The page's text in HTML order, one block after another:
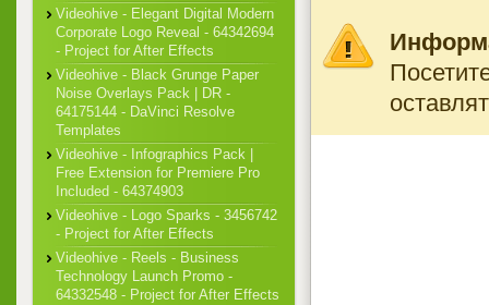
Videohive - Elegant Digital Modern
Corporate Logo Reveal - 64342694
- Project for After Effects
Videohive - Black Grunge Paper
Noise Overlays Pack | DR -
64175144 - DaVinci Resolve
Templates
Videohive - Infographics Pack |
Free Extension for Premiere Pro
Included - 64374903
Videohive - Logo Sparks - 3456742
- Project for After Effects
Videohive - Reels - Business
Technology Launch Promo -
64332548 - Project for After Effects